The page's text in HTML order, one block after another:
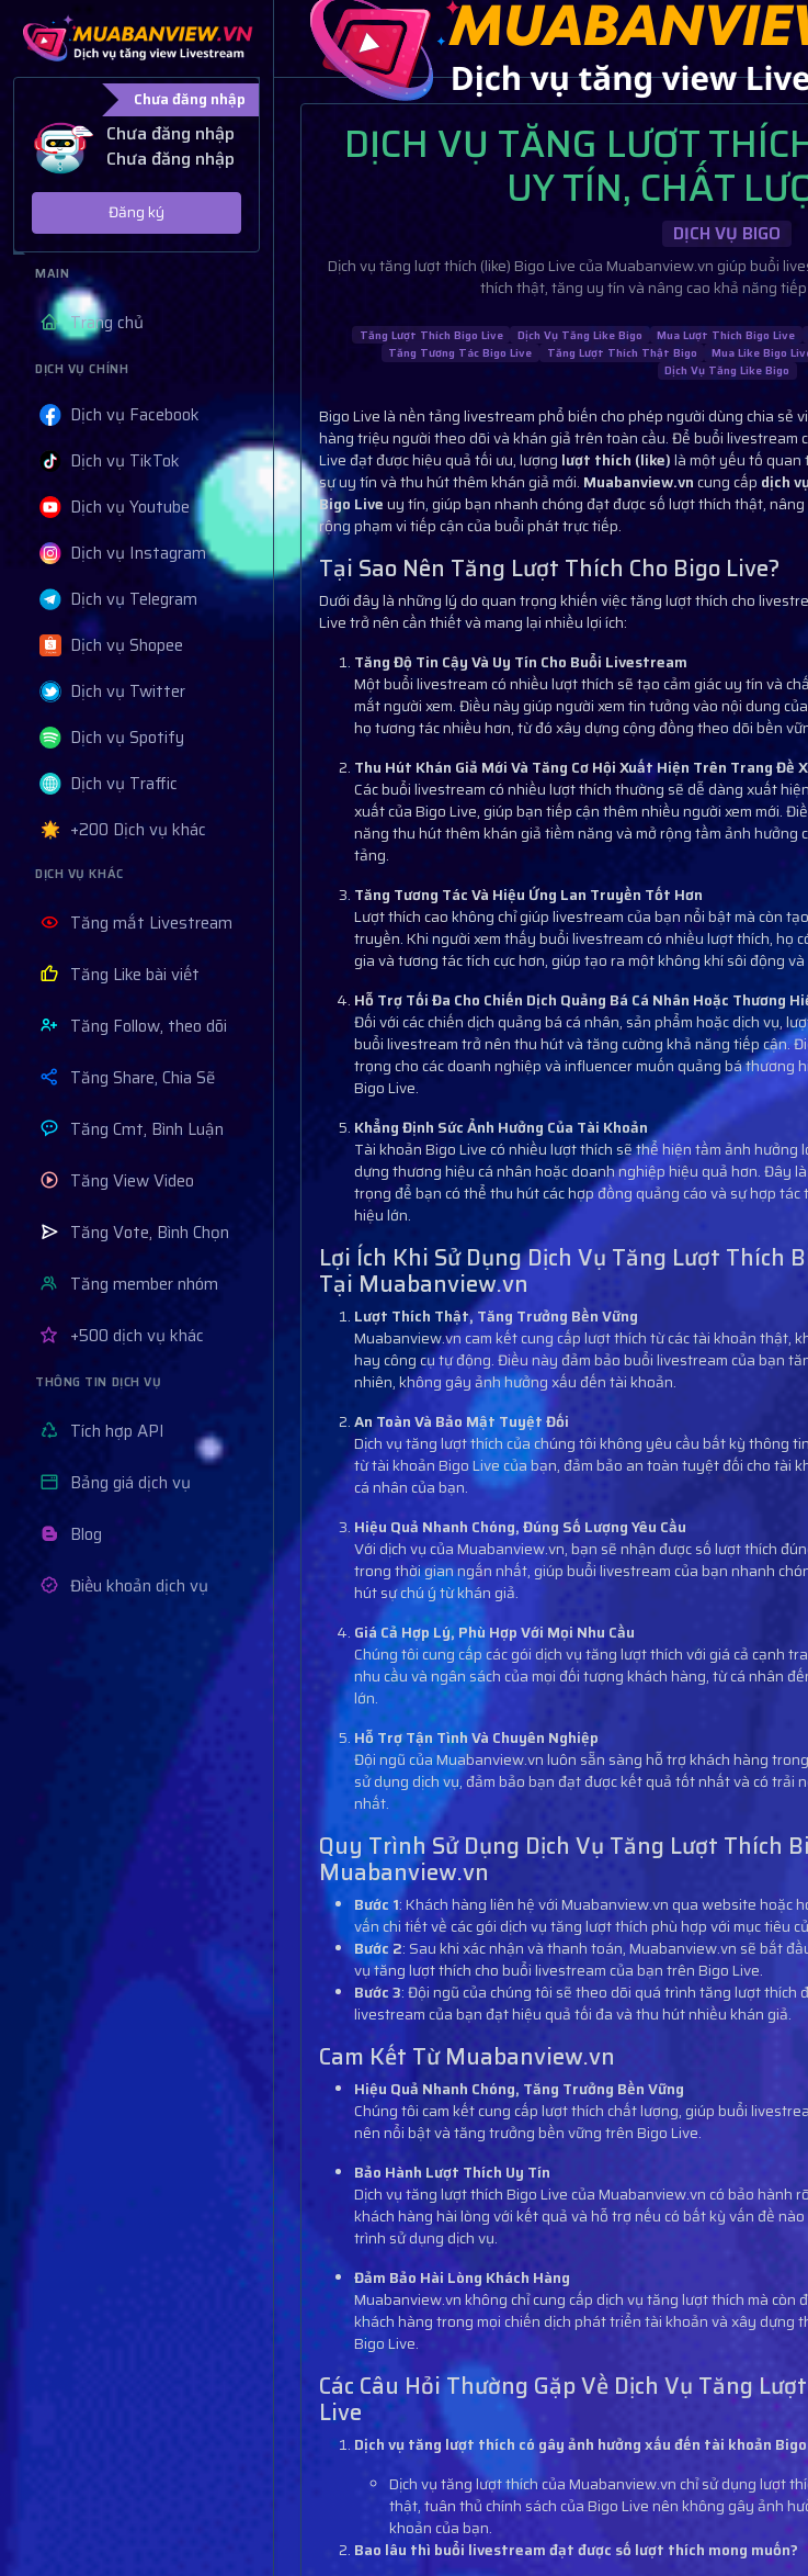
Chưa đăng nhập
Chưa đăng nhập
Chưa đăng nhập
Đăng ký
MAIN
Trang chủ
DỊCH VỤ CHÍNH
Dịch vụ Facebook
Dịch vụ TikTok
Dịch vụ Youtube
Dịch vụ Instagram
Dịch vụ Telegram
Dịch vụ Shopee
Dịch vụ Twitter
Dịch vụ Spotify
Dịch vụ Traffic
+200 Dịch vụ khác
DỊCH VỤ KHÁC
Tăng mắt Livestream
Tăng Like bài viết
Tăng Follow, theo dõi
Tăng Share, Chia Sẽ
Tăng Cmt, Bình Luận
Tăng View Video
Tăng Vote, Bình Chọn
Tăng member nhóm
+500 dịch vụ khác
THÔNG TIN DỊCH VỤ
Tích hợp API
Bảng giá dịch vụ
Blog
Điều khoản dịch vụ
DỊCH VỤ TĂNG LƯỢT
UY TÍN, CHẤT
DỊCH VỤ BIGO
Dịch vụ tăng lượt thích (like) Bigo Live của Muabanview.vn giúp buổi
thích thật, tăng uy tín và nâng cao khả năng
Tăng Lượt Thích Bigo Live Dịch Vụ Tăng Like Bigo Mua Lượt Thích Bigo Live
Tăng Tương Tác Bigo Live
Tăng Lượt Thích Thật Bigo Mua Like Bigo
Dịch Vụ Tăng Like Bigo
Bigo Live là nền tảng livestream phổ biến cho phép người dùng chia sẻ
hàng triệu người theo dõi và khán giả trên toàn cầu. Để buổi livestream
Live đạt được hiệu quả tối ưu, lượng lượt thích (like)là một yếu tố quan
sự uy tín và thu hút thêm khán giả mới. Muabanview.vncung cấp dịch
Bigo Liveuy tín, giúp bạn nhanh chóng đạt được số lượt thích thật,
rộng phạm vi tiếp cận của buổi phát trực tiếp.
Tại Sao Nên Tăng Lượt Thích Cho Bigo Live?
Dưới đây là những lý do quan trọng khiến việc tăng lượt thích cho
Live trở nên cần thiết và mang lại nhiều lợi ích:
Tăng Độ Tin Cậy Và Uy Tín Cho Buổi Livestream
Một buổi livestream có nhiều lượt thích sẽ tạo cảm giác uy tín và
mắt người xem. Điều này giúp người xem tin tưởng vào nội dung
họ tương tác nhiều hơn, từ đó xây dựng cộng đồng theo dõi bền
Thu Hút Khán Giả Mới Và Tăng Cơ Hội Xuất Hiện Trên Trang Đề
Các buổi livestream có nhiều lượt thích thường sẽ dễ dàng xuất
xuất của Bigo Live, giúp bạn tiếp cận thêm nhiều người xem mới.
năng thu hút thêm khán giả tiềm năng và mở rộng tầm ảnh hưởng
tảng.
Tăng Tương Tác Và Hiệu Ứng Lan Truyền Tốt Hơn
Lượt thích cao không chỉ giúp livestream của bạn nổi bật mà còn
truyền. Khi người xem thấy buổi livestream có nhiều lượt thích, họ
gia và tương tác tích cực hơn, giúp tạo ra một không khí sôi động
Hỗ Trợ Tối Đa Cho Chiến Dịch Quảng Bá Cá Nhân Hoặc Thương
Đối với các chiến dịch quảng bá cá nhân, sản phẩm hoặc dịch vụ,
buổi livestream trở nên thu hút và tăng cường khả năng tiếp cận.
trọng cho các doanh nghiệp và influencer muốn quảng bá thương
Bigo Live.
Khẳng Định Sức Ảnh Hưởng Của Tài Khoản
Tài khoản Bigo Live có nhiều lượt thích sẽ thể hiện tầm ảnh hưởng
dựng thương hiệu cá nhân hoặc doanh nghiệp hiệu quả hơn. Đây
trọng để bạn có thể thu hút các hợp đồng quảng cáo và sự hợp tác
hiệu lớn.
Lợi Ích Khi Sử Dụng Dịch Vụ Tăng Lượt Thích
Tại Muabanview.vn
Lượt Thích Thật, Tăng Trưởng Bền Vững
Muabanview.vn cam kết cung cấp lượt thích từ các tài khoản thật,
hay công cụ tự động. Điều này đảm bảo buổi livestream của bạn
nhiên, không gây ảnh hưởng xấu đến tài khoản.
An Toàn Và Bảo Mật Tuyệt Đối
Dịch vụ tăng lượt thích của chúng tôi không yêu cầu bất kỳ thông
từ tài khoản Bigo Live của bạn, đảm bảo an toàn tuyệt đối cho tài
cá nhân của bạn.
Hiệu Quả Nhanh Chóng, Đúng Số Lượng Yêu Cầu
Với dịch vụ của Muabanview.vn, bạn sẽ nhận được số lượt thích
trong thời gian ngắn nhất, giúp buổi livestream của bạn nhanh
hút sự chú ý từ khán giả.
Giá Cả Hợp Lý, Phù Hợp Với Mọi Nhu Cầu
Chúng tôi cung cấp các gói dịch vụ tăng lượt thích với giá cả cạnh
nhu cầu và ngân sách của mọi đối tượng khách hàng, từ cá nhân
lớn.
Hỗ Trợ Tận Tình Và Chuyên Nghiệp
Đội ngũ của Muabanview.vn luôn sẵn sàng hỗ trợ khách hàng
sử dụng dịch vụ, đảm bảo bạn đạt được kết quả tốt nhất và có trải
nhất.
Quy Trình Sử Dụng Dịch Vụ Tăng Lượt Thích
Muabanview.vn
Bước 1: Khách hàng liên hệ với Muabanview.vn qua website hoặc
vấn chi tiết về các gói dịch vụ tăng lượt thích phù hợp với mục tiêu
Bước 2: Sau khi xác nhận và thanh toán, Muabanview.vn sẽ bắt
vụ tăng lượt thích cho buổi livestream của bạn trên Bigo Live.
Bước 3: Đội ngũ của chúng tôi sẽ theo dõi quá trình tăng lượt thích
livestream của bạn đạt hiệu quả tối đa và thu hút nhiều khán giả.
Cam Kết Từ Muabanview.vn
Hiệu Quả Nhanh Chóng, Tăng Trưởng Bền Vững
Chúng tôi cam kết cung cấp lượt thích chất lượng, giúp buổi
nên nổi bật và tăng trưởng bền vững trên Bigo Live.
Bảo Hành Lượt Thích Uy Tín
Dịch vụ tăng lượt thích Bigo Live của Muabanview.vn có bảo hành
khách hàng hài lòng với kết quả và hỗ trợ nếu có bất kỳ vấn đề
trình sử dụng dịch vụ.
Đảm Bảo Hài Lòng Khách Hàng
Muabanview.vn không chỉ cung cấp dịch vụ tăng lượt thích mà còn
khách hàng trong mọi chiến dịch phát triển tài khoản và xây dựng
Bigo Live.
Các Câu Hỏi Thường Gặp Về Dịch Vụ Tăng
Live
Dịch vụ tăng lượt thích có gây ảnh hưởng xấu đến tài khoản
Dịch vụ tăng lượt thích của Muabanview.vn chỉ sử dụng lượt
thật, tuân thủ chính sách của Bigo Live nên không gây ảnh
khoản của bạn.
Bao lâu thì buổi livestream đạt được số lượt thích mong muốn?